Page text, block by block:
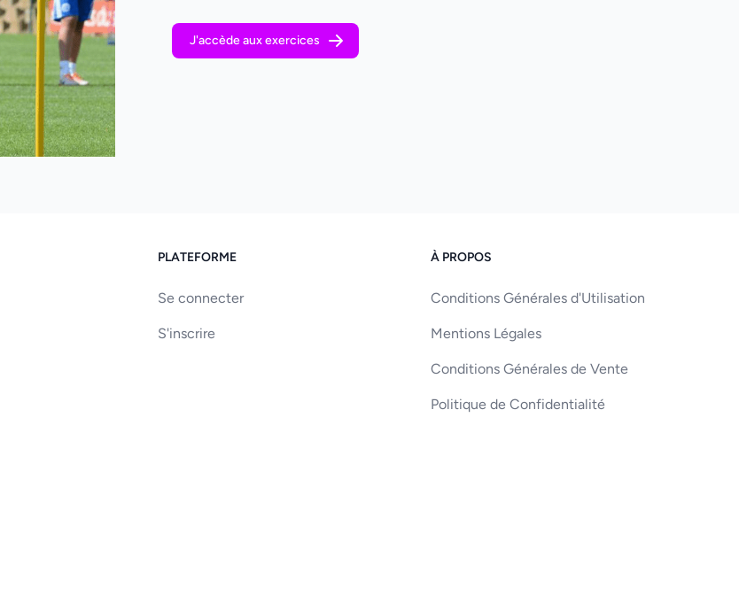
J'accède aux exercices
PLATEFORME
Se connecter
S'inscrire
À PROPOS
Conditions Générales d'Utilisation
Mentions Légales
Conditions Générales de Vente
Politique de Confidentialité